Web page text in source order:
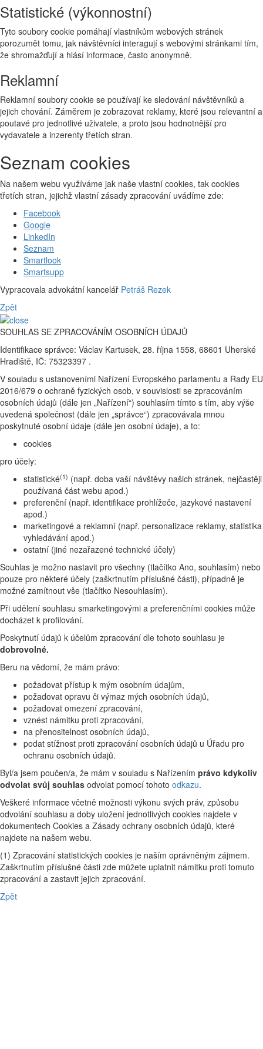
Statistické (výkonnostní)
Tyto soubory cookie pomáhají vlastníkům webových stránek
porozumět tomu, jak návštěvníci interagují s webovými stránkami tím,
že shromažďují a hlásí informace, často anonymně.
Reklamní
Reklamní soubory cookie se používají ke sledování návštěvníků a
jejich chování. Záměrem je zobrazovat reklamy, které jsou relevantní a
poutavé pro jednotlivé uživatele, a proto jsou hodnotnější pro
vydavatele a inzerenty třetích stran.
Seznam cookies
Na našem webu využíváme jak naše vlastní cookies, tak cookies
třetích stran, jejichž vlastní zásady zpracování uvádíme zde:
Facebook
Google
LinkedIn
Seznam
Smartlook
Smartsupp
Vypracovala advokátní kancelář Petráš Rezek
Zpět
SOUHLAS SE ZPRACOVÁNÍM OSOBNÍCH ÚDAJŮ
Identifikace správce: Václav Kartusek, 28. října 1558, 68601 Uherské
Hradiště, IČ: 75323397 .
V souladu s ustanoveními Nařízení Evropského parlamentu a Rady EU
2016/679 o ochraně fyzických osob, v souvislosti se zpracováním
osobních údajů (dále jen „Nařízení“) souhlasím tímto s tím, aby výše
uvedená společnost (dále jen „správce“) zpracovávala mnou
poskytnuté osobní údaje (dále jen osobní údaje), a to:
cookies
pro účely:
statistické(1) (např. doba vaší návštěvy našich stránek, nejčastěji
používaná část webu apod.)
preferenční (např. identifikace prohlížeče, jazykové nastavení
apod.)
marketingové a reklamní (např. personalizace reklamy, statistika
vyhledávání apod.)
ostatní (jiné nezařazené technické účely)
Souhlas je možno nastavit pro všechny (tlačítko Ano, souhlasím) nebo
pouze pro některé účely (zaškrtnutím příslušné části), případně je
možné zamítnout vše (tlačítko Nesouhlasím).
Při udělení souhlasu smarketingovými a preferenčními cookies může
docházet k profilování.
Poskytnutí údajů k účelům zpracování dle tohoto souhlasu je
dobrovolné.
Beru na vědomí, že mám právo:
požadovat přístup k mým osobním údajům,
požadovat opravu či výmaz mých osobních údajů,
požadovat omezení zpracování,
vznést námitku proti zpracování,
na přenositelnost osobních údajů,
podat stížnost proti zpracování osobních údajů u Úřadu pro
ochranu osobních údajů.
Byl/a jsem poučen/a, že mám v souladu s Nařízením právo kdykoliv
odvolat svůj souhlas odvolat pomocí tohoto odkazu.
Veškeré informace včetně možnosti výkonu svých práv, způsobu
odvolání souhlasu a doby uložení jednotlivých cookies najdete v
dokumentech Cookies a Zásady ochrany osobních údajů, které
najdete na našem webu.
(1) Zpracování statistických cookies je naším oprávněným zájmem.
Zaškrtnutím příslušné části zde můžete uplatnit námitku proti tomuto
zpracování a zastavit jejich zpracování.
Zpět